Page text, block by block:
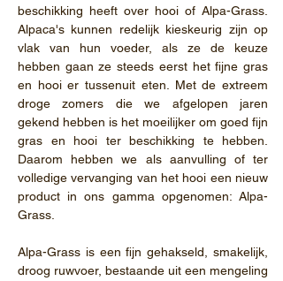
beschikking heeft over hooi of Alpa-Grass.
Alpaca's kunnen redelijk kieskeurig zijn op
vlak van hun voeder, als ze de keuze
hebben gaan ze steeds eerst het fijne gras
en hooi er tussenuit eten. Met de extreem
droge zomers die we afgelopen jaren
gekend hebben is het moeilijker om goed fijn
gras en hooi ter beschikking te hebben.
Daarom hebben we als aanvulling of ter
volledige vervanging van het hooi een nieuw
product in ons gamma opgenomen: Alpa-
Grass.
Alpa-Grass is een fijn gehakseld, smakelijk,
droog ruwvoer, bestaande uit een mengeling